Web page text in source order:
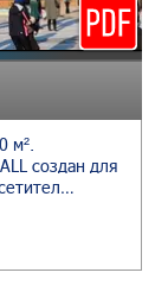
м².
создан для